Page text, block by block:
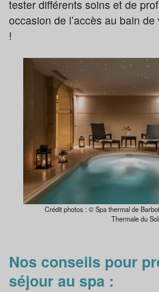
tester différents soins et de
occasion de l’accès au bain
!
Crédit photos : © Spa thermal de
Thermale du
Nos conseils pour
séjour au spa :